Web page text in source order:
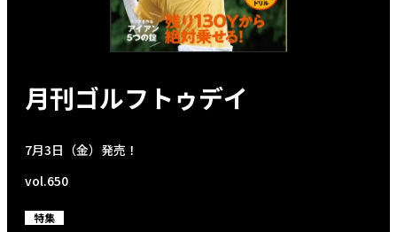
月刊ゴルフトゥデイ
7月3日（金）発売！
vol.650
特集